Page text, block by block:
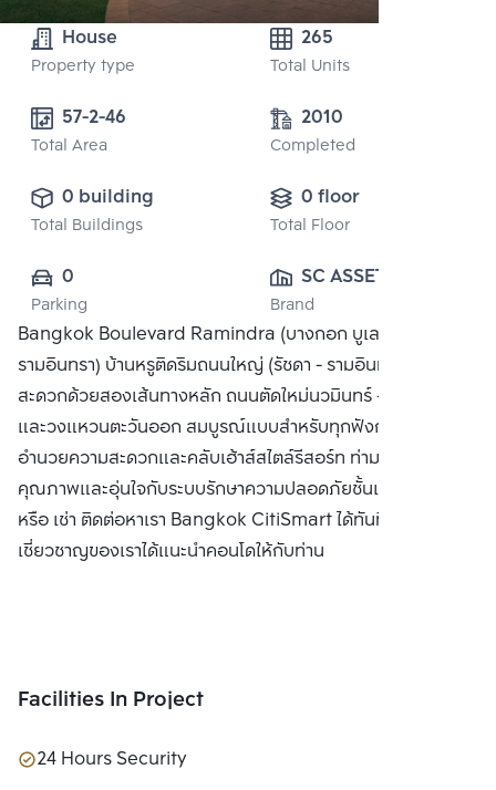
House
Property type
265
Total Units
Total Area
2010
Completed
0 building
Total Buildings
0 floor
Total Floor
0
Parking
SC ASSET
CORPORATION
PUBLIC CO.,
LTD.
Brand
Bangkok Boulevard Ramindra (บางกอก บูเลอวาร์ด
รามอินทรา) บ้านหรูติดริมถนนใหญ่ (รัชดา - รามอินทรา) เดินทาง
สะดวกด้วยสองเส้นทางหลัก ถนนตัดใหม่นวมินทร์ - รามอินทรา
และวงแหวนตะวันออก สมบูรณ์แบบสำหรับทุกฟังก์ชั่น พร้อมสิ่ง
อำนวยความสะดวกและคลับเฮ้าส์สไตล์รีสอร์ท ท่ามกลางสังคม
คุณภาพและอุ่นใจกับระบบรักษาความปลอดภัยชั้นเยี่ยม ซื้อ ขาย
หรือ เช่า ติดต่อหาเรา Bangkok CitiSmart ได้ทันที เพื่อให้ผู้
เชี่ยวชาญของเราได้แนะนำคอนโดให้กับท่าน
Facilities In Project
24 Hours Security